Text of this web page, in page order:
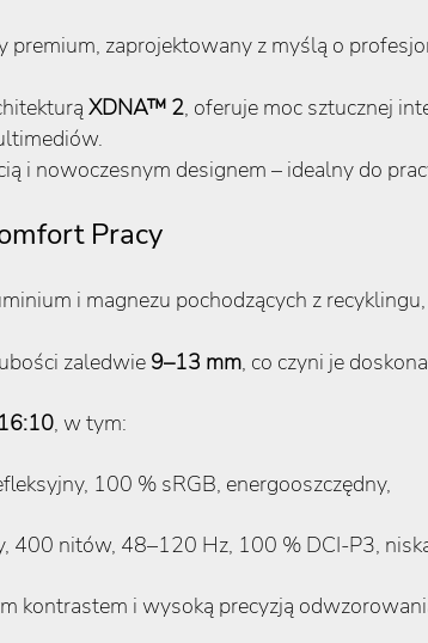
zaprojektowany z myślą o
XDNA™ 2, oferuje moc sztucznej
i nowoczesnym designem – idealny do
Pracy
i magnezu pochodzących z
zaledwie 9–13 mm, co czyni je
16:10, w tym:
100 % sRGB, energooszczędny,
400 nitów, 48–120 Hz, 100 % DCI-P3,
kontrastem i wysoką precyzją